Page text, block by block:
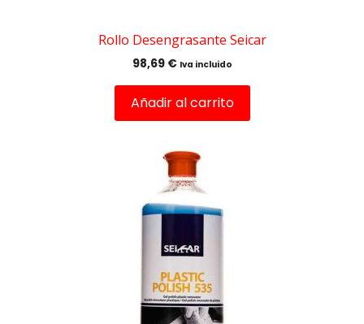
Rollo Desengrasante Seicar
98,69 € Iva incluido
Añadir al carrito